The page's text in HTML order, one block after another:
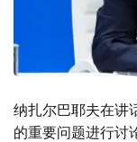
纳扎尔巴耶夫在讲
的重要问题进行讨